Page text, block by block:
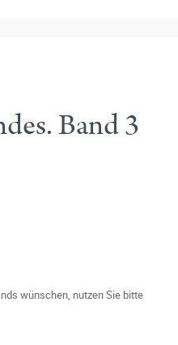
Band 3
wünschen, nutzen Sie bitte